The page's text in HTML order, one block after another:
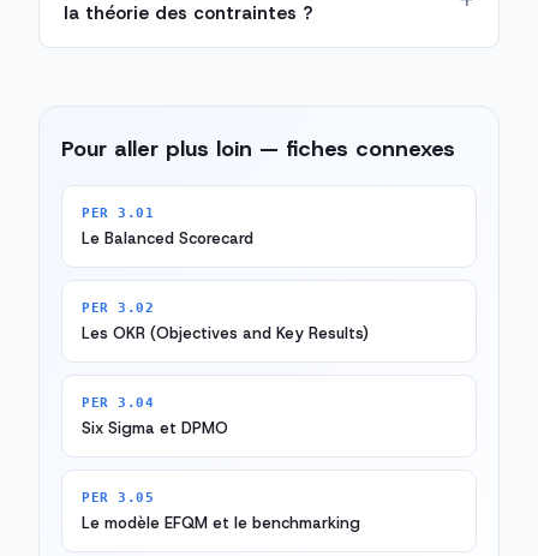
la théorie des contraintes ?
Pour aller plus loin — fiches connexes
PER 3.01
Le Balanced Scorecard
PER 3.02
Les OKR (Objectives and Key Results)
PER 3.04
Six Sigma et DPMO
PER 3.05
Le modèle EFQM et le benchmarking